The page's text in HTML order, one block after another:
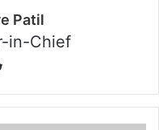
Patil
in-Chief
Twitter